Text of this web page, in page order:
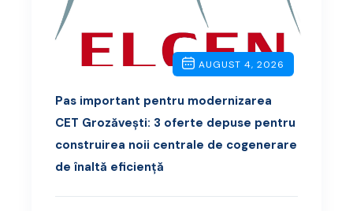
AUGUST 4, 2026
Pas important pentru modernizarea
CET Grozăvești: 3 oferte depuse pentru
construirea noii centrale de cogenerare
de înaltă eficiență